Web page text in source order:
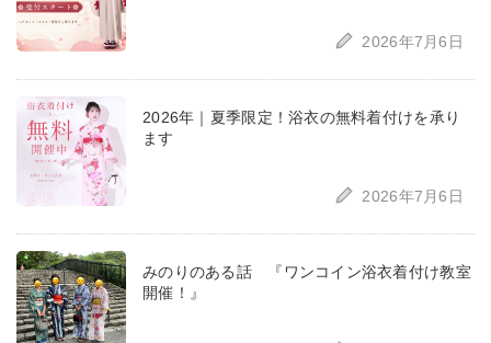
2026年7月6日
2026年｜夏季限定！浴衣の無料着付けを承り
ます
2026年7月6日
みのりのある話 『ワンコイン浴衣着付け教室
開催！』